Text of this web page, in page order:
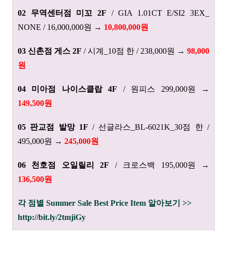
02 무역센터점 미꼬 2F / GIA 1.01CT E/SI2 3EX_
NONE / 16,000,000원 → 10,800,000원
03 신촌점 게스 2F / 시계_10점 한 / 238,000원 → 98,000
원
04 미아점 나이스클랍 4F / 원피스 299,000원 →
149,500원
05 판교점 발망 1F / 선글라스_BL-6021K_30점 한 /
495,000원 → 245,000원
06 천호점 오일릴리 2F / 크로스백 195,000원 →
136,500원
각 점별 Summer Sale Best Price Item 알아보기 >>
http://bit.ly/2tmjiGy